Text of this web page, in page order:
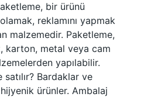
bir ürünü
reklamını yapmak
malzemedir. Paketleme,
karton, metal veya cam
yapılabilir.
Bardaklar ve
ürünler. Ambalaj